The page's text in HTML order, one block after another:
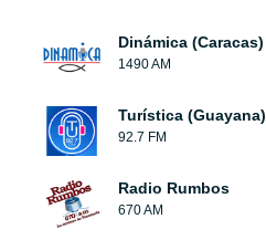
Dinámica (Caracas)
1490 AM
Turística (Guayana)
92.7 FM
Radio Rumbos
670 AM